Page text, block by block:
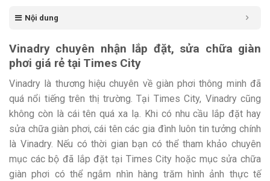
Nội dung
Vinadry chuyên nhận lắp đặt, sửa chữa giàn
phơi giá rẻ tại Times City
Vinadry là thương hiệu chuyên về giàn phơi thông minh đã
quá nổi tiếng trên thị trường. Tại Times City, Vinadry cũng
không còn là cái tên quá xa lạ. Khi có nhu cầu lắp đặt hay
sửa chữa giàn phơi, cái tên các gia đình luôn tin tưởng chính
là Vinadry. Nếu có thời gian bạn có thể tham khảo chuyên
mục các bộ đã lắp đặt tại Times City hoặc mục sửa chữa
giàn phơi có thể ngắm nhìn hàng trăm hình ảnh thực tế